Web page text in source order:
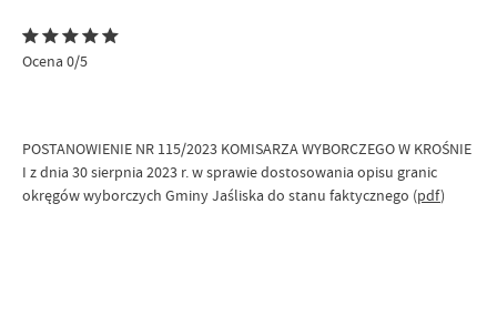
Ocena 0/5
POSTANOWIENIE NR 115/2023 KOMISARZA WYBORCZEGO W KROŚNIE
I z dnia 30 sierpnia 2023 r. w sprawie dostosowania opisu granic
okręgów wyborczych Gminy Jaśliska do stanu faktycznego (pdf)